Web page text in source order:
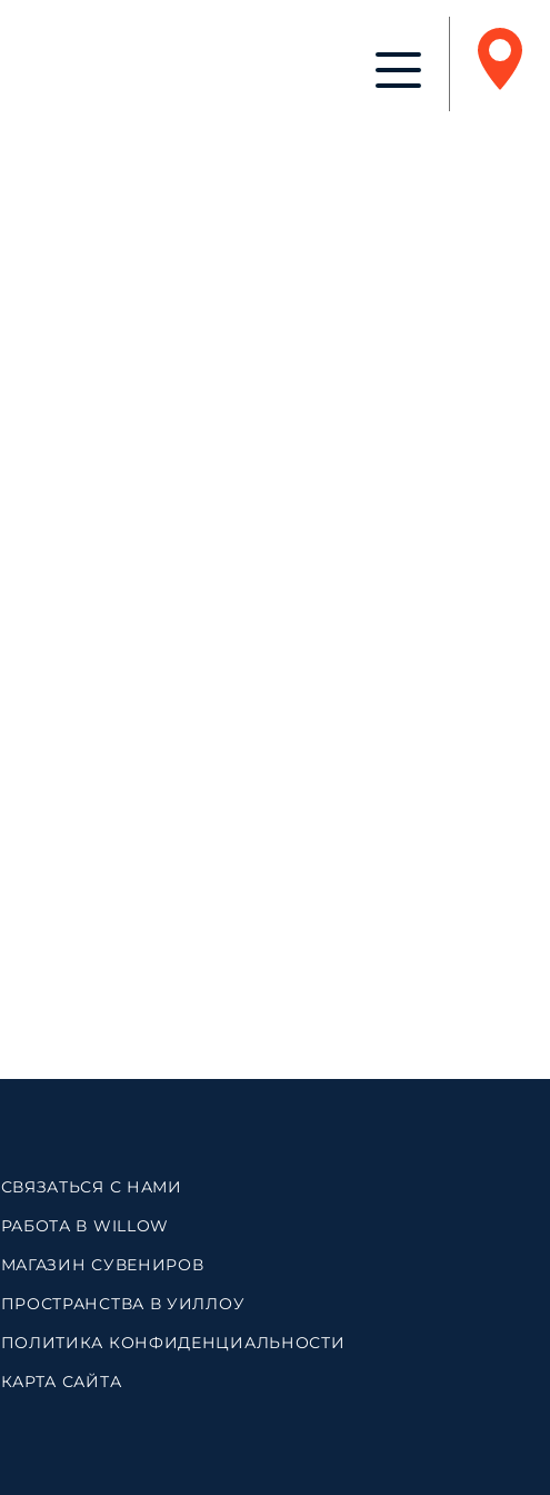
СВЯЗАТЬСЯ С НАМИ
РАБОТА В WILLOW
МАГАЗИН СУВЕНИРОВ
ПРОСТРАНСТВА В УИЛЛОУ
ПОЛИТИКА КОНФИДЕНЦИАЛЬНОСТИ
КАРТА САЙТА